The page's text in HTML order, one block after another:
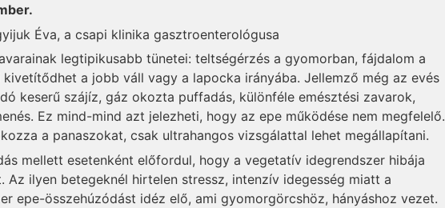
Éva, a csapi klinika gasztroenterológusa
legtipikusabb tünetei: teltségérzés a gyomorban, fájdalom a
a jobb váll vagy a lapocka irányába. Jellemző még az evés
keserű szájíz, gáz okozta puffadás, különféle emésztési zavarok,
Ez mind-mind azt jelezheti, hogy az epe működése nem megfelelő.
a panaszokat, csak ultrahangos vizsgálattal lehet megállapítani.
mellett esetenként előfordul, hogy a vegetatív idegrendszer hibája
Az ilyen betegeknél hirtelen stressz, intenzív idegesség miatt a
epe-összehúzódást idéz elő, ami gyomorgörcshöz, hányáshoz vezet.